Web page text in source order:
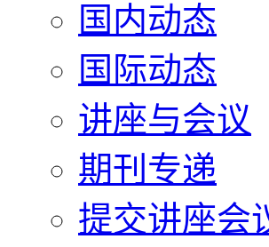
国内动态
国际动态
讲座与会议
期刊专递
提交讲座会